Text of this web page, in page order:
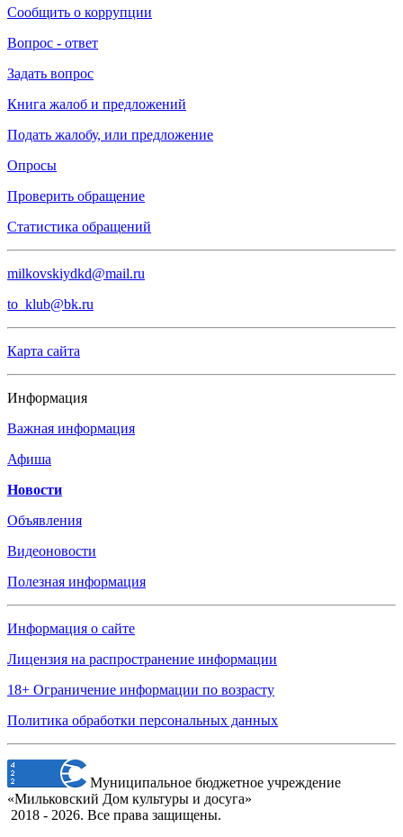
Сообщить о коррупции
Вопрос - ответ
Задать вопрос
Книга жалоб и предложений
Подать жалобу, или предложение
Опросы
Проверить обращение
Статистика обращений
milkovskiydkd@mail.ru
to_klub@bk.ru
Карта сайта
Информация
Важная информация
Афиша
Новости
Объявления
Видеоновости
Полезная информация
Информация о сайте
Лицензия на распространение информации
18+ Ограничение информации по возрасту
Политика обработки персональных данных
Муниципальное бюджетное учреждение
«Мильковский Дом культуры и досуга»
2018 - 2026. Все права защищены.